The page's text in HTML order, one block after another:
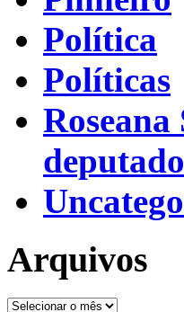
Política
Políticas
Arquivos
Arquivos